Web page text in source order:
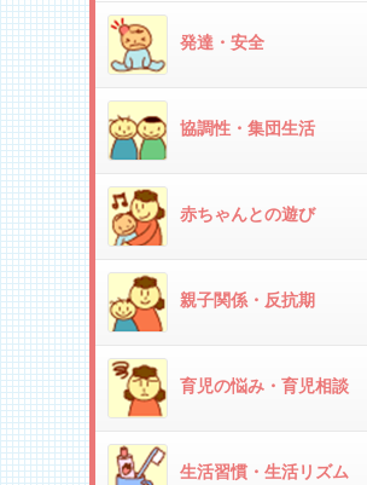
発達・安全
協調性・集団生活
赤ちゃんとの遊び
親子関係・反抗期
育児の悩み・育児相談
生活習慣・生活リズム